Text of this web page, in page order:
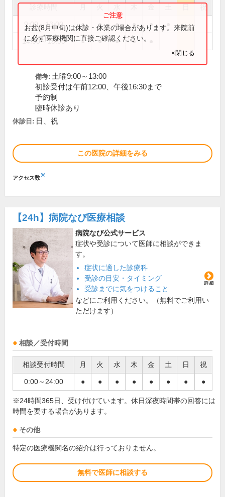
祝
9:00～13:00 ● ● ● ● ●
14:00～18:00 ● ● ● ●
お盆(8月中旬)は休診・休業の場合があります。来院前
に必ず医療機関に直接ご確認ください。
×閉じる
備考: 土曜9:00～13:00
初診受付は午前12:00、午後16:30まで
予約制
臨時休診あり
休診日: 日、祝
この医院の詳細をみる
アクセス数※
【24h】 病院なび医療相談
病院なび公式サービス
症状や受診について医師に相談ができま
す。
症状に適した診療科
受診の目安・タイミング
受診までに気をつけること
などにご利用ください。（無料でご利用い
ただけます）
相談／受付時間
相談受付時間 月 火 水 木 金 土 日 祝
0:00～24:00 ● ● ● ● ● ● ● ●
※24時間365日、受け付けています。休日深夜時間帯の回答には
時間を要する場合があります。
その他
特定の医療機関名の紹介は行っておりません。
無料で医師に相談する